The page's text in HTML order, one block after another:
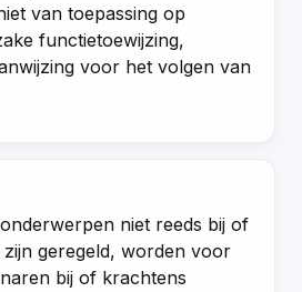
van toepassing op
functietoewijzing,
voor het volgen van
niet reeds bij of
geregeld, worden voor
bij of krachtens